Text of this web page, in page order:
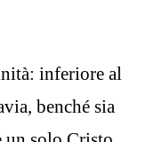
inferiore al
benché sia